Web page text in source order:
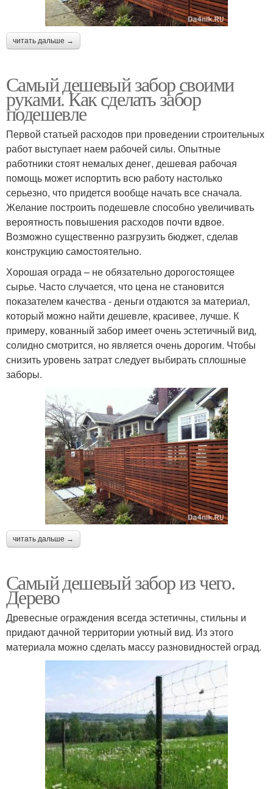
читать дальше →
Самый дешевый забор своими
руками. Как сделать забор
подешевле
Первой статьей расходов при проведении строительных
работ выступает наем рабочей силы. Опытные
работники стоят немалых денег, дешевая рабочая
помощь может испортить всю работу настолько
серьезно, что придется вообще начать все сначала.
Желание построить подешевле способно увеличивать
вероятность повышения расходов почти вдвое.
Возможно существенно разгрузить бюджет, сделав
конструкцию самостоятельно.
Хорошая ограда – не обязательно дорогостоящее
сырье. Часто случается, что цена не становится
показателем качества - деньги отдаются за материал,
который можно найти дешевле, красивее, лучше. К
примеру, кованный забор имеет очень эстетичный вид,
солидно смотрится, но является очень дорогим. Чтобы
снизить уровень затрат следует выбирать сплошные
заборы.
читать дальше →
Самый дешевый забор из чего.
Дерево
Древесные ограждения всегда эстетичны, стильны и
придают дачной территории уютный вид. Из этого
материала можно сделать массу разновидностей оград.